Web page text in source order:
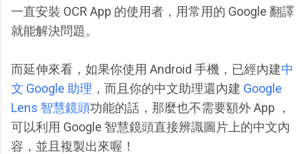
一直安裝 OCR App 的使用者，用常用的 Google 翻譯
就能解決問題。
而延伸來看，如果你使用 Android 手機，已經內建中
文 Google 助理 ，而且你的中文助理還內建 Google
Lens 智慧鏡頭功能的話，那麼也不需要額外 App ，
可以利用 Google 智慧鏡頭直接辨識圖片上的中文內
容，並且複製出來喔！